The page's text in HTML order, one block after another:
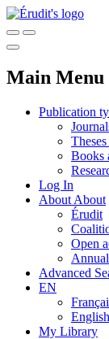
Main Menu
Publication
Books
Log In
About About
Érudit
Open
Advanced
EN
English
My Library